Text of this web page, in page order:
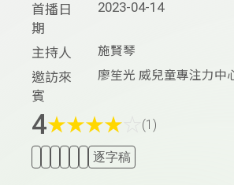
首播日
期
2023-04-14
主持人 施賢琴
邀訪來
賓
廖笙光 威兒童專注力中
4★★★★ (1)
逐字稿